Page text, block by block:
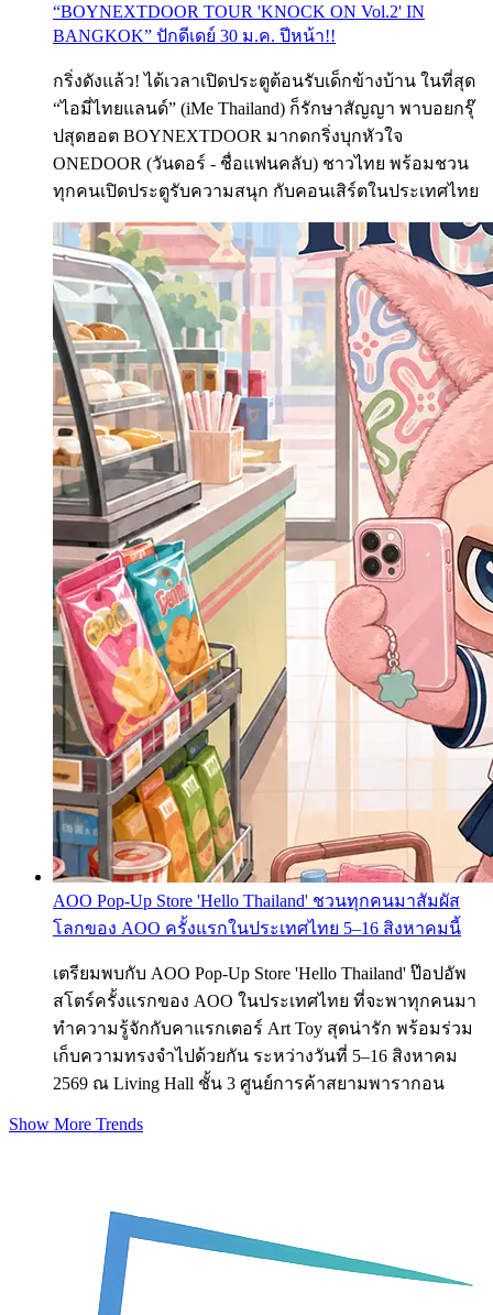
“BOYNEXTDOOR TOUR 'KNOCK ON Vol.2' IN
BANGKOK” ปักดีเดย์ 30 ม.ค. ปีหน้า!!
กริ่งดังแล้ว! ได้เวลาเปิดประตูต้อนรับเด็กข้างบ้าน ในที่สุด
“ไอมี่ไทยแลนด์” (iMe Thailand) ก็รักษาสัญญา พาบอยกรุ๊
ปสุดฮอต BOYNEXTDOOR มากดกริ่งบุกหัวใจ
ONEDOOR (วันดอร์ - ชื่อแฟนคลับ) ชาวไทย พร้อมชวน
ทุกคนเปิดประตูรับความสนุก กับคอนเสิร์ตในประเทศไทย
AOO Pop-Up Store 'Hello Thailand' ชวนทุกคนมาสัมผัส
โลกของ AOO ครั้งแรกในประเทศไทย 5–16 สิงหาคมนี้
เตรียมพบกับ AOO Pop-Up Store 'Hello Thailand' ป๊อปอัพ
สโตร์ครั้งแรกของ AOO ในประเทศไทย ที่จะพาทุกคนมา
ทำความรู้จักกับคาแรกเตอร์ Art Toy สุดน่ารัก พร้อมร่วม
เก็บความทรงจำไปด้วยกัน ระหว่างวันที่ 5–16 สิงหาคม
2569 ณ Living Hall ชั้น 3 ศูนย์การค้าสยามพารากอน
Show More Trends